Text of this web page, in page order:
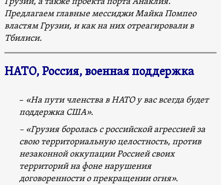
Предлагаем главные мессиджи Майка Помпео
властям Грузии, и как на них отреагировали в
Тбилиси.
НАТО, Россия, военная поддержка
– «На пути членства в НАТО у вас всегда будет
поддержка США».
– «Грузия боролась с российской агрессией за
свою территориальную целостность, против
незаконной оккупации Россией своих
территорий на фоне нарушения
договоренности о прекращении огня».